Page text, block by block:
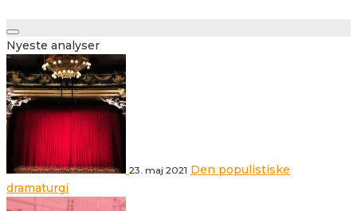
Toggle
navigation
Nyeste analyser
23. maj 2021 Den populistiske
dramaturgi